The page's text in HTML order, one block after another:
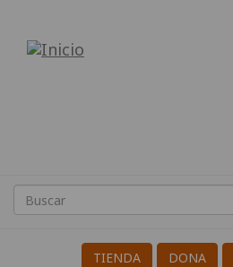
contenido
Internacional
a
la
Guerra
Search
Buscar
TIENDA DONA